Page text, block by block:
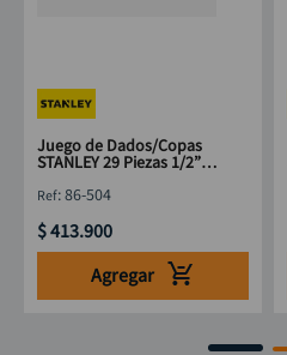
Juego de Dados/Copas
STANLEY 29 Piezas 1/2”
:86-504
$413.900
Agregar